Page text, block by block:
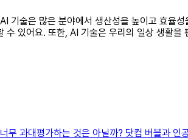
기술은 많은 분야에서 생산성을 높이고 효율
있어요. 또한, AI 기술은 우리의 일상 생활을
과대평가하는 것은 아닐까? 닷컴 버블과 인